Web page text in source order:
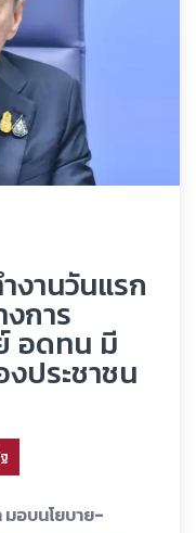
งานวันแรก
การ
อดทน มี
ประชาชน
อบนโยบาย-